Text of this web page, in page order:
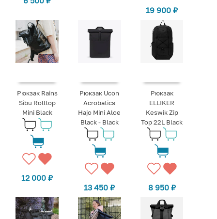
19 900₽
Рюкзак Rains
Sibu Rolltop
Mini Black
12 000₽
Рюкзак Ucon
Acrobatics
Hajo Mini Aloe
Black - Black
13 450₽
Рюкзак
ELLIKER
Keswik Zip
Top 22L Black
8 950 ₽